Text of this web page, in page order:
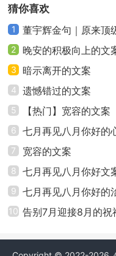
9、如果我是那
我们一起支撑着生命运
10、我是你的牙齿
11、无论你怎么对
无菌。
12、我在细胞中翻
13、骨质疏松缺
14、每次见到你，
猜你喜欢
1
董宇辉金句｜原来顶
好
2 晚安的积极向上的文
3 暗示离开的文案
4 遗憾错过的文案
5 【热门】宽容的文案
6 七月再见八月你好的
7 宽容的文案
8 七月再见八月你好文
9 七月再见八月你好的
10 告别7月迎接8月的祝